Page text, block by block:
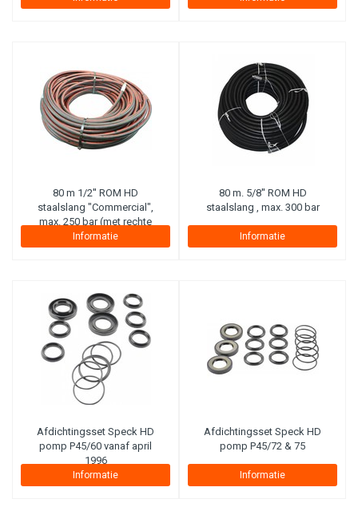
80 m 1/2'' ROM HD
staalslang "Commercial",
max. 250 bar (met rechte
koppeling aan haspelzijde)
Informatie
80 m. 5/8'' ROM HD
staalslang , max. 300 bar
Informatie
Afdichtingsset Speck HD
pomp P45/60 vanaf april
1996
Informatie
Afdichtingsset Speck HD
pomp P45/72 & 75
Informatie